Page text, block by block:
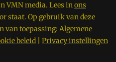
VMN media. Lees inons
staat. Op gebruik van deze
van toepassing: Algemene
beleid Privacy instellingen